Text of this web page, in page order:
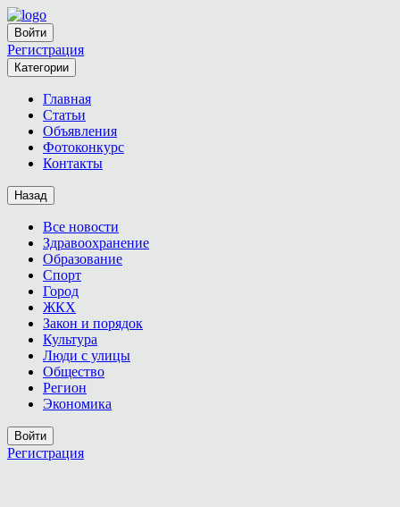
Войти
Регистрация
Категории
Главная
Статьи
Объявления
Фотоконкурс
Контакты
Назад
Все новости
Здравоохранение
Образование
Спорт
Город
ЖКХ
Закон и порядок
Культура
Люди с улицы
Общество
Регион
Экономика
Войти
Регистрация